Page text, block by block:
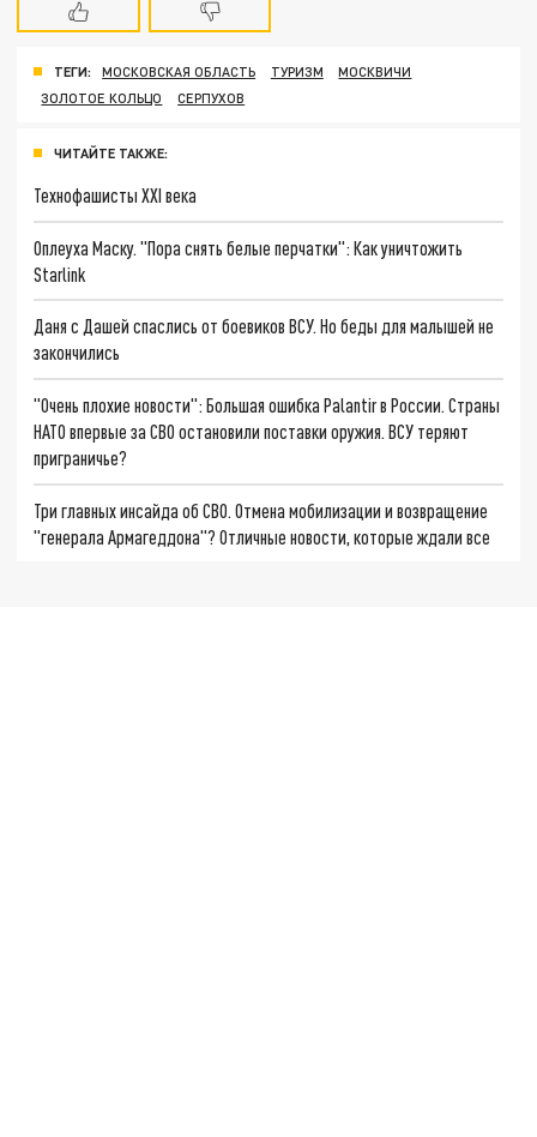
ТЕГИ: МОСКОВСКАЯ ОБЛАСТЬ ТУРИЗМ
МОСКВИЧИ
ЗОЛОТОЕ КОЛЬЦО
СЕРПУХОВ
ЧИТАЙТЕ ТАКЖЕ:
Технофашисты XXI века
Оплеуха Маску. "Пора снять белые перчатки": Как уничтожить
Starlink
Даня с Дашей спаслись от боевиков ВСУ. Но беды для малышей не
закончились
"Очень плохие новости": Большая ошибка Palantir в России. Страны
НАТО впервые за СВО остановили поставки оружия. ВСУ теряют
приграничье?
Три главных инсайда об СВО. Отмена мобилизации и возвращение
"генерала Армагеддона"? Отличные новости, которые ждали все